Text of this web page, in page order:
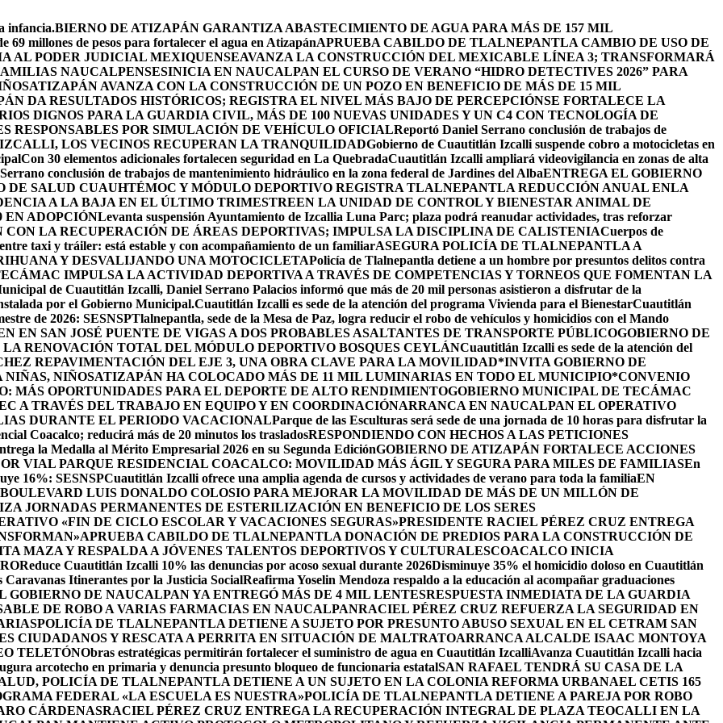
infancia.BIERNO DE ATIZAPÁN GARANTIZA ABASTECIMIENTO DE AGUA PARA MÁS DE 157 MIL
69 millones de pesos para fortalecer el agua en AtizapánAPRUEBA CABILDO DE TLALNEPANTLA CAMBIO DE USO DE
AL PODER JUDICIAL MEXIQUENSEAVANZA LA CONSTRUCCIÓN DEL MEXICABLE LÍNEA 3; TRANSFORMARÁ
NAUCALPENSESINICIA EN NAUCALPAN EL CURSO DE VERANO “HIDRO DETECTIVES 2026” PARA
ATIZAPÁN AVANZA CON LA CONSTRUCCIÓN DE UN POZO EN BENEFICIO DE MÁS DE 15 MIL
DA RESULTADOS HISTÓRICOS; REGISTRA EL NIVEL MÁS BAJO DE PERCEPCIÓNSE FORTALECE LA
DIGNOS PARA LA GUARDIA CIVIL, MÁS DE 100 NUEVAS UNIDADES Y UN C4 CON TECNOLOGÍA DE
RESPONSABLES POR SIMULACIÓN DE VEHÍCULO OFICIALReportó Daniel Serrano conclusión de trabajos de
IZCALLI, LOS VECINOS RECUPERAN LA TRANQUILIDADGobierno de Cuautitlán Izcalli suspende cobro a motocicletas en
Con 30 elementos adicionales fortalecen seguridad en La QuebradaCuautitlán Izcalli ampliará videovigilancia en zonas de alta
conclusión de trabajos de mantenimiento hidráulico en la zona federal de Jardines del AlbaENTREGA EL GOBIERNO
SALUD CUAUHTÉMOC Y MÓDULO DEPORTIVO REGISTRA TLALNEPANTLA REDUCCIÓN ANUAL ENLA
A LA BAJA EN EL ÚLTIMO TRIMESTREEN LA UNIDAD DE CONTROL Y BIENESTAR ANIMAL DE
EN ADOPCIÓNLevanta suspensión Ayuntamiento de Izcallia Luna Parc; plaza podrá reanudar actividades, tras reforzar
LA RECUPERACIÓN DE ÁREAS DEPORTIVAS; IMPULSA LA DISCIPLINA DE CALISTENIACuerpos de
taxi y tráiler: está estable y con acompañamiento de un familiarASEGURA POLICÍA DE TLALNEPANTLA A
Y DESVALIJANDO UNA MOTOCICLETAPolicía de Tlalnepantla detiene a un hombre por presuntos delitos contra
IMPULSA LA ACTIVIDAD DEPORTIVA A TRAVÉS DE COMPETENCIAS Y TORNEOS QUE FOMENTAN LA
de Cuautitlán Izcalli, Daniel Serrano Palacios informó que más de 20 mil personas asistieron a disfrutar de la
por el Gobierno Municipal.Cuautitlán Izcalli es sede de la atención del programa Vivienda para el BienestarCuautitlán
de 2026: SESNSPTlalnepantla, sede de la Mesa de Paz, logra reducir el robo de vehículos y homicidios con el Mando
EN SAN JOSÉ PUENTE DE VIGAS A DOS PROBABLES ASALTANTES DE TRANSPORTE PÚBLICOGOBIERNO DE
RENOVACIÓN TOTAL DEL MÓDULO DEPORTIVO BOSQUES CEYLÁNCuautitlán Izcalli es sede de la atención del
REPAVIMENTACIÓN DEL EJE 3, UNA OBRA CLAVE PARA LA MOVILIDAD*INVITA GOBIERNO DE
NIÑAS, NIÑOSATIZAPÁN HA COLOCADO MÁS DE 11 MIL LUMINARIAS EN TODO EL MUNICIPIO*CONVENIO
OPORTUNIDADES PARA EL DEPORTE DE ALTO RENDIMIENTOGOBIERNO MUNICIPAL DE TECÁMAC
A TRAVÉS DEL TRABAJO EN EQUIPO Y EN COORDINACIÓNARRANCA EN NAUCALPAN EL OPERATIVO
DURANTE EL PERIODO VACACIONALParque de las Esculturas será sede de una jornada de 10 horas para disfrutar la
Coacalco; reducirá más de 20 minutos los trasladosRESPONDIENDO CON HECHOS A LAS PETICIONES
la Medalla al Mérito Empresarial 2026 en su Segunda EdiciónGOBIERNO DE ATIZAPÁN FORTALECE ACCIONES
VIAL PARQUE RESIDENCIAL COACALCO: MOVILIDAD MÁS ÁGIL Y SEGURA PARA MILES DE FAMILIASEn
16%: SESNSPCuautitlán Izcalli ofrece una amplia agenda de cursos y actividades de verano para toda la familiaEN
LUIS DONALDO COLOSIO PARA MEJORAR LA MOVILIDAD DE MÁS DE UN MILLÓN DE
JORNADAS PERMANENTES DE ESTERILIZACIÓN EN BENEFICIO DE LOS SERES
«FIN DE CICLO ESCOLAR Y VACACIONES SEGURAS»PRESIDENTE RACIEL PÉREZ CRUZ ENTREGA
APRUEBA CABILDO DE TLALNEPANTLA DONACIÓN DE PREDIOS PARA LA CONSTRUCCIÓN DE
MAZA Y RESPALDA A JÓVENES TALENTOS DEPORTIVOS Y CULTURALESCOACALCO INICIA
Reduce Cuautitlán Izcalli 10% las denuncias por acoso sexual durante 2026Disminuye 35% el homicidio doloso en Cuautitlán
Caravanas Itinerantes por la Justicia SocialReafirma Yoselin Mendoza respaldo a la educación al acompañar graduaciones
DE NAUCALPAN YA ENTREGÓ MÁS DE 4 MIL LENTESRESPUESTA INMEDIATA DE LA GUARDIA
DE ROBO A VARIAS FARMACIAS EN NAUCALPANRACIEL PÉREZ CRUZ REFUERZA LA SEGURIDAD EN
POLICÍA DE TLALNEPANTLA DETIENE A SUJETO POR PRESUNTO ABUSO SEXUAL EN EL CETRAM SAN
CIUDADANOS Y RESCATA A PERRITA EN SITUACIÓN DE MALTRATOARRANCA ALCALDE ISAAC MONTOYA
TELETÓNObras estratégicas permitirán fortalecer el suministro de agua en Cuautitlán IzcalliAvanza Cuautitlán Izcalli hacia
arcotecho en primaria y denuncia presunto bloqueo de funcionaria estatalSAN RAFAEL TENDRÁ SU CASA DE LA
POLICÍA DE TLALNEPANTLA DETIENE A UN SUJETO EN LA COLONIA REFORMA URBANAEL CETIS 165
FEDERAL «LA ESCUELA ES NUESTRA»POLICÍA DE TLALNEPANTLA DETIENE A PAREJA POR ROBO
CÁRDENASRACIEL PÉREZ CRUZ ENTREGA LA RECUPERACIÓN INTEGRAL DE PLAZA TEOCALLI EN LA